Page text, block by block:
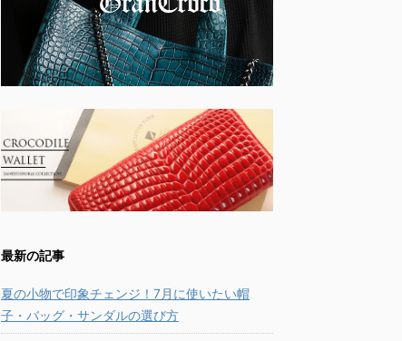
最新の記事
夏の小物で印象チェンジ！7月に使いたい帽
子・バッグ・サンダルの選び方